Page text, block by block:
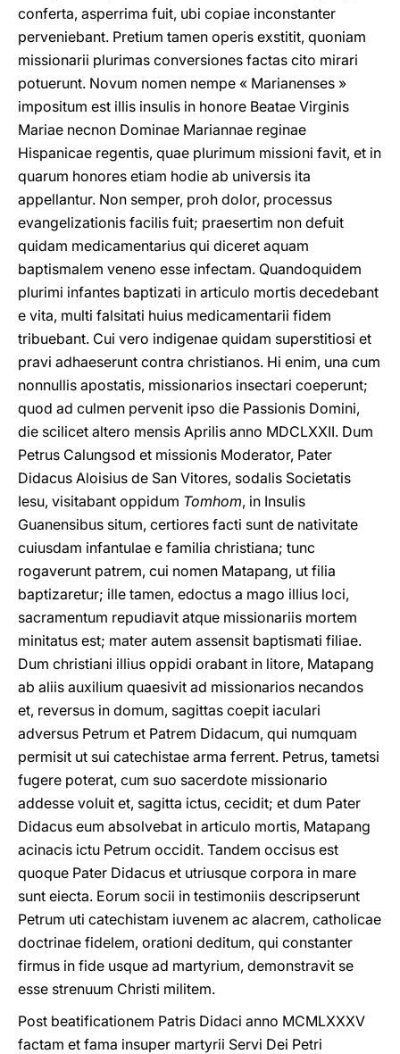
conferta, asperrima fuit, ubi copiae inconstanter
perveniebant. Pretium tamen operis exstitit, quoniam
missionarii plurimas conversiones factas cito mirari
potuerunt. Novum nomen nempe « Marianenses »
impositum est illis insulis in honore Beatae Virginis
Mariae necnon Dominae Mariannae reginae
Hispanicae regentis, quae plurimum missioni favit, et in
quarum honores etiam hodie ab universis ita
appellantur. Non semper, proh dolor, processus
evangelizationis facilis fuit; praesertim non defuit
quidam medicamentarius qui diceret aquam
baptismalem veneno esse infectam. Quandoquidem
plurimi infantes baptizati in articulo mortis decedebant
e vita, multi falsitati huius medicamentarii fidem
tribuebant. Cui vero indigenae quidam superstitiosi et
pravi adhaeserunt contra christianos. Hi enim, una cum
nonnullis apostatis, missionarios insectari coeperunt;
quod ad culmen pervenit ipso die Passionis Domini,
die scilicet altero mensis Aprilis anno MDCLXXII. Dum
Petrus Calungsod et missionis Moderator, Pater
Didacus Aloisius de San Vitores, sodalis Societatis
Iesu, visitabant oppidum Tomhom, in Insulis
Guanensibus situm, certiores facti sunt de nativitate
cuiusdam infantulae e familia christiana; tunc
rogaverunt patrem, cui nomen Matapang, ut filia
baptizaretur; ille tamen, edoctus a mago illius loci,
sacramentum repudiavit atque missionariis mortem
minitatus est; mater autem assensit baptismati filiae.
Dum christiani illius oppidi orabant in litore, Matapang
ab aliis auxilium quaesivit ad missionarios necandos
et, reversus in domum, sagittas coepit iaculari
adversus Petrum et Patrem Didacum, qui numquam
permisit ut sui catechistae arma ferrent. Petrus, tametsi
fugere poterat, cum suo sacerdote missionario
addesse voluit et, sagitta ictus, cecidit; et dum Pater
Didacus eum absolvebat in articulo mortis, Matapang
acinacis ictu Petrum occidit. Tandem occisus est
quoque Pater Didacus et utriusque corpora in mare
sunt eiecta. Eorum socii in testimoniis descripserunt
Petrum uti catechistam iuvenem ac alacrem, catholicae
doctrinae fidelem, orationi deditum, qui constanter
firmus in fide usque ad martyrium, demonstravit se
esse strenuum Christi militem.
Post beatificationem Patris Didaci anno MCMLXXXV
factam et fama insuper martyrii Servi Dei Petri